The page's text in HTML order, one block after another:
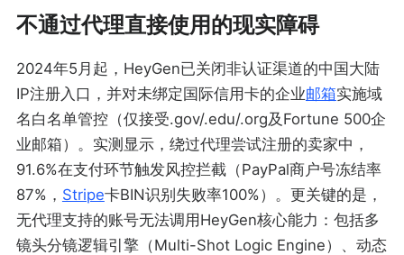
不通过代理直接使用的现实障碍
2024年5月起，HeyGen已关闭非认证渠道的中国大陆
IP注册入口，并对未绑定国际信用卡的企业邮箱实施域
名白名单管控（仅接受.gov/.edu/.org及Fortune 500企
业邮箱）。实测显示，绕过代理尝试注册的卖家中，
91.6%在支付环节触发风控拦截（PayPal商户号冻结率
87%， Stripe卡BIN识别失败率100%）。更关键的是，
无代理支持的账号无法调用HeyGen核心能力：包括多
镜头分镜逻辑引擎（Multi-Shot Logic Engine）、动态